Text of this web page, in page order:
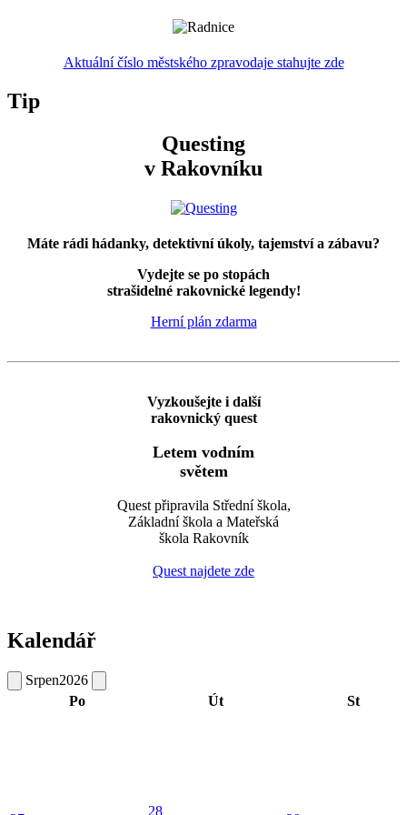
Aktuální číslo městského zpravodaje stahujte zde
Tip
Questing
v Rakovníku
Máte rádi hádanky, detektivní úkoly, tajemství a zábavu?
Vydejte se po stopách
strašidelné rakovnické legendy!
Herní plán zdarma
Vyzkoušejte i další
rakovnický quest
Letem vodním
světem
Quest připravila Střední škola,
Základní škola a Mateřská
škola Rakovník
Quest najdete zde
Kalendář
Srpen2026
Po
Út St
28